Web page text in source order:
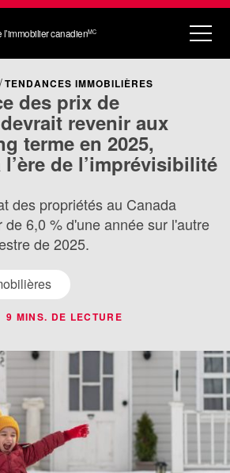
l’immobilier canadienMC
TENDANCES IMMOBILIÈRES
des prix de
revenir aux
terme en 2025,
de l’imprévisibilité
des propriétés au Canada
6,0 % d'une année sur l'autre
de 2025.
9 MINS. DE LECTURE